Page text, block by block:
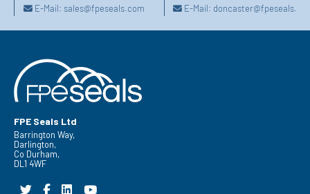
E-Mail: sales@fpeseals.com
E-Mail:
FPE Seals Ltd
Barrington Way,
Darlington,
Co Durham,
DL1 4WF